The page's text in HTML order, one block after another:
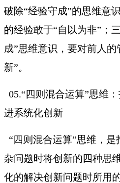
破除“经验守成”的思维意
的经验敢于“自以为非”；
成”思维意识，要对前人
新”。
05.“四则混合运算”思维
进系统化创新
“四则混合运算”思维，
杂问题时将创新的四种思
化的解决创新问题时所用